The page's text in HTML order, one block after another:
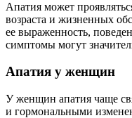
Апатия может
возраста и жизненных
ее выраженность,
симптомы могут
Апатия у женщин
У женщин апатия чаще
и гормональными